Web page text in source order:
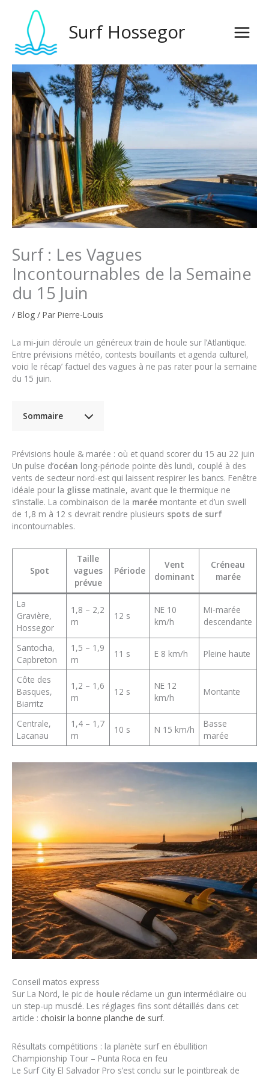
contenu
Surf Hossegor
Surf : Les Vagues
Incontournables de la Semaine
du 15 Juin
/ Blog / Par Pierre-Louis
La mi-juin déroule un généreux train de houle sur l’Atlantique.
Entre prévisions météo, contests bouillants et agenda culturel,
voici le récap’ factuel des vagues à ne pas rater pour la semaine
du 15 juin.
Sommaire
Prévisions houle & marée : où et quand scorer du 15 au 22 juin
Un pulse d’océan long-période pointe dès lundi, couplé à des
vents de secteur nord-est qui laissent respirer les bancs. Fenêtre
idéale pour la glisse matinale, avant que le thermique ne
s’installe. La combinaison de la marée montante et d’un swell
de 1,8 m à 12 s devrait rendre plusieurs spots de surf
incontournables.
Spot
Taille
vagues
prévue
Période
Vent
dominant
Créneau
marée
La
Gravière,
Hossegor
1,8 – 2,2
m
12 s
NE 10
km/h
Mi-marée
descendante
Santocha,
Capbreton
1,5 – 1,9
m
11 s E 8 km/h Pleine haute
Côte des
Basques,
Biarritz
1,2 – 1,6
m
12 s
NE 12
km/h
Montante
Centrale,
Lacanau
1,4 – 1,7
m
10 s N 15 km/h
Basse
marée
Conseil matos express
Sur La Nord, le pic de houle réclame un gun intermédiaire ou
un step-up musclé. Les réglages fins sont détaillés dans cet
article : choisir la bonne planche de surf.
Résultats compétitions : la planète surf en ébullition
Championship Tour – Punta Roca en feu
Le Surf City El Salvador Pro s’est conclu sur le pointbreak de